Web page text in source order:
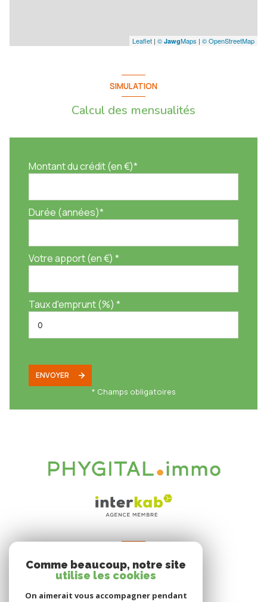
Leaflet | © JawgMaps | © OpenStreetMap
SIMULATION
Calcul des mensualités
Montant du crédit (en €)*
Durée (années)*
Votre apport (en €) *
Taux d'emprunt (%) *
ENVOYER
* Champs obligatoires
Espace propriétaire
Comme beaucoup, notre site
utilise les cookies
On aimerait vous accompagner pendant